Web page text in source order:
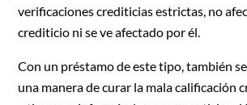
verificaciones crediticias estrictas, no
crediticio ni se ve afectado por él.
Con un préstamo de este tipo, también
una manera de curar la mala calificación